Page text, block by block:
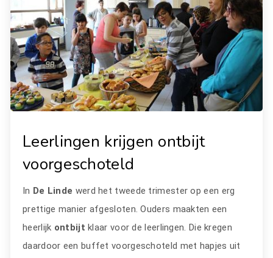
Leerlingen krijgen ontbijt
voorgeschoteld
In De Linde werd het tweede trimester op een erg
prettige manier afgesloten. Ouders maakten een
heerlijk ontbijtklaar voor de leerlingen. Die kregen
daardoor een buffet voorgeschoteld met hapjes uit